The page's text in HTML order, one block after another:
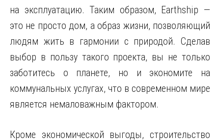
на эксплуатацию. Таким образом, Earthship —
это не просто дом, а образ жизни, позволяющий
людям жить в гармонии с природой. Сделав
выбор в пользу такого проекта, вы не только
заботитесь о планете, но и экономите на
коммунальных услугах, что в современном мире
является немаловажным фактором.
Кроме экономической выгоды, строительство